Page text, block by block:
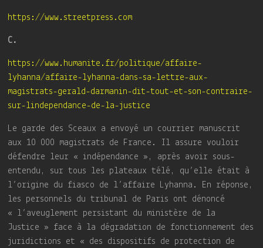
https://www.streetpress.com
C.
https://www.humanite.fr/politique/affaire-
lyhanna/affaire-lyhanna-dans-sa-lettre-aux-
magistrats-gerald-darmanin-dit-tout-et-son-contraire-
sur-lindependance-de-la-justice
Le garde des Sceaux a envoyé un courrier manuscrit
aux 10 000 magistrats de France. Il assure vouloir
défendre leur « indépendance », après avoir sous-
entendu, sur tous les plateaux télé, qu’elle était à
l’origine du fiasco de l’affaire Lyhanna. En réponse,
les personnels du tribunal de Paris ont dénoncé
« l’aveuglement persistant du ministère de la
Justice » face à la dégradation de fonctionnement des
juridictions et « des dispositifs de protection de